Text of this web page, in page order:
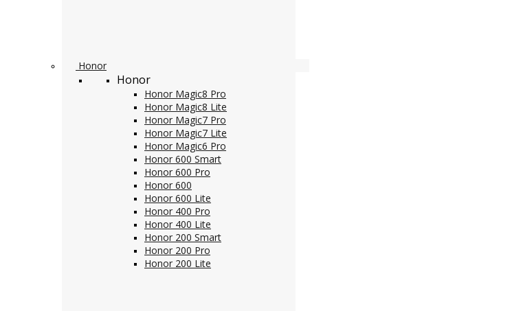
Honor
Honor
Honor Magic8 Pro
Honor Magic8 Lite
Honor Magic7 Pro
Honor Magic7 Lite
Honor Magic6 Pro
Honor 600 Smart
Honor 600 Pro
Honor 600
Honor 600 Lite
Honor 400 Pro
Honor 400 Lite
Honor 200 Smart
Honor 200 Pro
Honor 200 Lite